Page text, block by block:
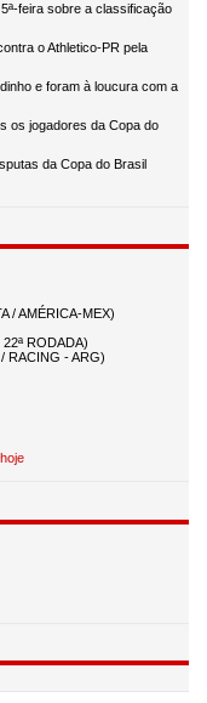
feira sobre a classificação
o Athletico-PR pela
e foram à loucura com a
os jogadores da Copa do
da Copa do Brasil